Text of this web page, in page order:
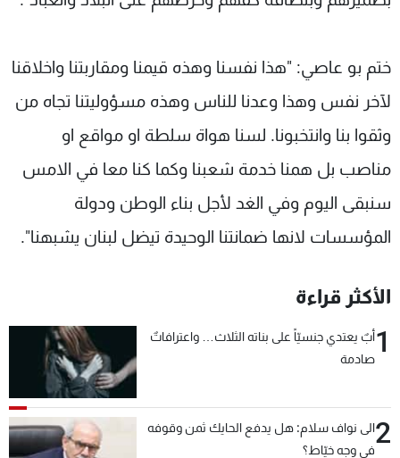
ختم بو عاصي: "هذا نفسنا وهذه قيمنا ومقاربتنا واخلاقنا
لآخر نفس وهذا وعدنا للناس وهذه مسؤوليتنا تجاه من
وثقوا بنا وانتخبونا. لسنا هواة سلطة او مواقع او
مناصب بل همنا خدمة شعبنا وكما كنا معا في الامس
سنبقى اليوم وفي الغد لأجل بناء الوطن ودولة
المؤسسات لانها ضمانتنا الوحيدة تيضل لبنان يشبهنا".
الأكثر قراءة
1أبٌ يعتدي جنسيّاً على بناته الثلاث… واعترافاتٌ
صادمة
2الى نواف سلام: هل يدفع الحايك ثمن وقوفه
في وجه خيّاط؟